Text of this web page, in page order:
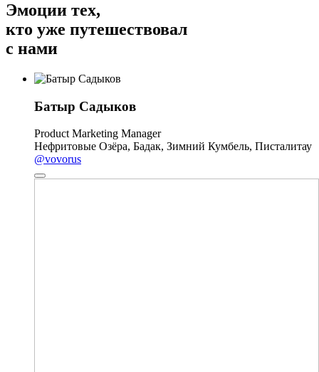
Эмоции тех,
кто уже путешествовал
с нами
Батыр Садыков
Product Marketing Manager
Нефритовые Озёра, Бадак, Зимний Кумбель, Писталитау
@vovorus